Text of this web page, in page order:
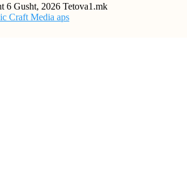
6 Gusht, 2026 Tetova1.mk
Craft Media aps